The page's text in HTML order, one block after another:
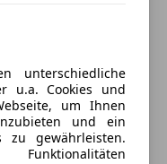
DISTRONIC
0
& Rabatt holen
unterschiedliche
u.a. Cookies und
um Ihnen
und ein
zu gewährleisten.